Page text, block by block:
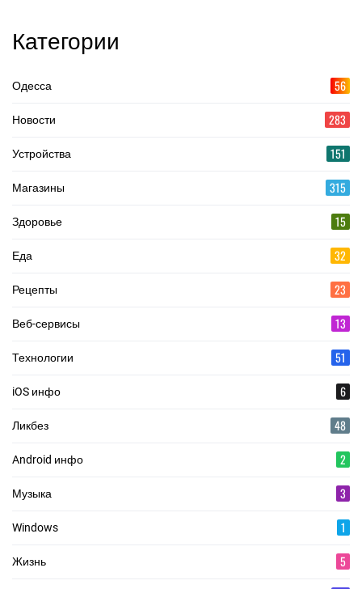
Категории
Одесса 56
Новости 283
Устройства 151
Магазины 315
Здоровье 15
Еда 32
Рецепты 23
Веб-сервисы 13
Технологии 51
iOS инфо 6
Ликбез 48
Android инфо 2
Музыка 3
Windows 1
Жизнь 5